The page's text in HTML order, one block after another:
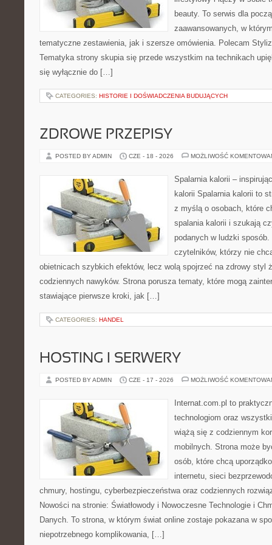
beauty. To serwis dla
zaawansowanych, w
tematyczne zestawienia, jak i szersze omówienia. Polecam
Tematyka strony skupia się przede wszystkim na technikach
się wyłącznie do […]
CATEGORIES: HISTORIE I DOŚWIADCZENIA BUDUJĄCYCH
ZDROWE PRZEPISY
POSTED BY ADMIN CZE - 18 - 2026 MOŻLIWOŚĆ
Spalarnia kalorii –
kalorii Spalarnia kalorii to
z myślą o osobach, które
spalania kalorii i szukają
podanych w ludzki sposób.
czytelników, którzy nie
obietnicach szybkich efektów, lecz wolą spojrzeć na zdrowy styl
codziennych nawyków. Strona porusza tematy, które mogą
stawiające pierwsze kroki, jak […]
CATEGORIES: HANDEL
HOSTING I SERWERY
POSTED BY ADMIN CZE - 17 - 2026 MOŻLIWOŚĆ
Internat.com.pl to
technologiom oraz
wiążą się z codziennym
mobilnych. Strona może
osób, które chcą
internetu, sieci
chmury, hostingu, cyberbezpieczeństwa oraz codziennych
Nowości na stronie: Światłowody i Nowoczesne Technologie i
Danych. To strona, w którym świat online zostaje pokazana w
niepotrzebnego komplikowania, […]